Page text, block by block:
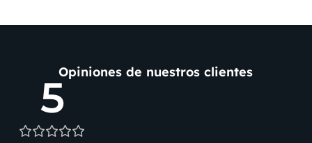
Opiniones de nuestros clientes
5